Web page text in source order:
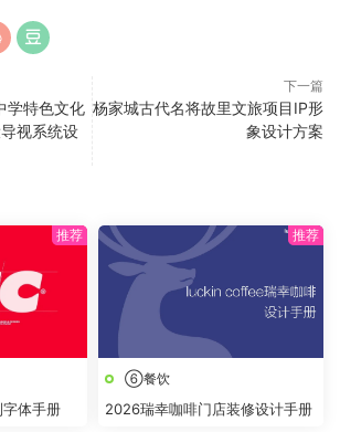
学特色文化
视系统设
下一篇
杨家城古代名将故里文旅项目IP形
象设计方案
体手册
⑥餐饮
2026瑞幸咖啡门店装修设计手册